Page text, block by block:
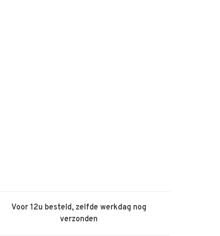
Voor 12u besteld, zelfde werkdag nog
verzonden